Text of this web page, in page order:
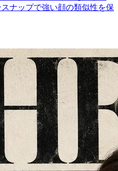
ナップで強い顔の類似性を保